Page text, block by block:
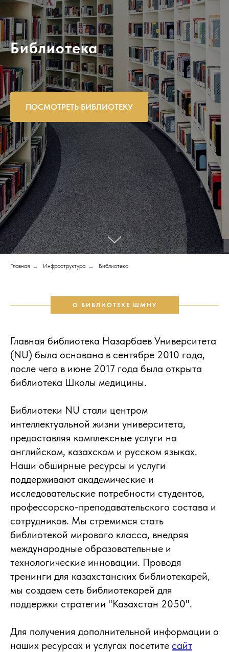
Библиотека
ПОСМОТРЕТЬ БИБЛИОТЕКУ
Главная → Инфраструктура → Библиотека
О БИБЛИОТЕКЕ ШМНУ
Главная библиотека Назарбаев Университета
(NU) была основана в сентябре 2010 года,
после чего в июне 2017 года была открыта
библиотека Школы медицины.
Библиотеки NU стали центром
интеллектуальной жизни университета,
предоставляя комплексные услуги на
английском, казахском и русском языках.
Наши обширные ресурсы и услуги
поддерживают академические и
исследовательские потребности студентов,
профессорско-преподавательского состава и
сотрудников. Мы стремимся стать
библиотекой мирового класса, внедряя
международные образовательные и
технологические инновации. Проводя
тренинги для казахстанских библиотекарей,
мы создаем сеть библиотекарей для
поддержки стратегии "Казахстан 2050".
Для получения дополнительной информации о
наших ресурсах и услугах посетите сайт